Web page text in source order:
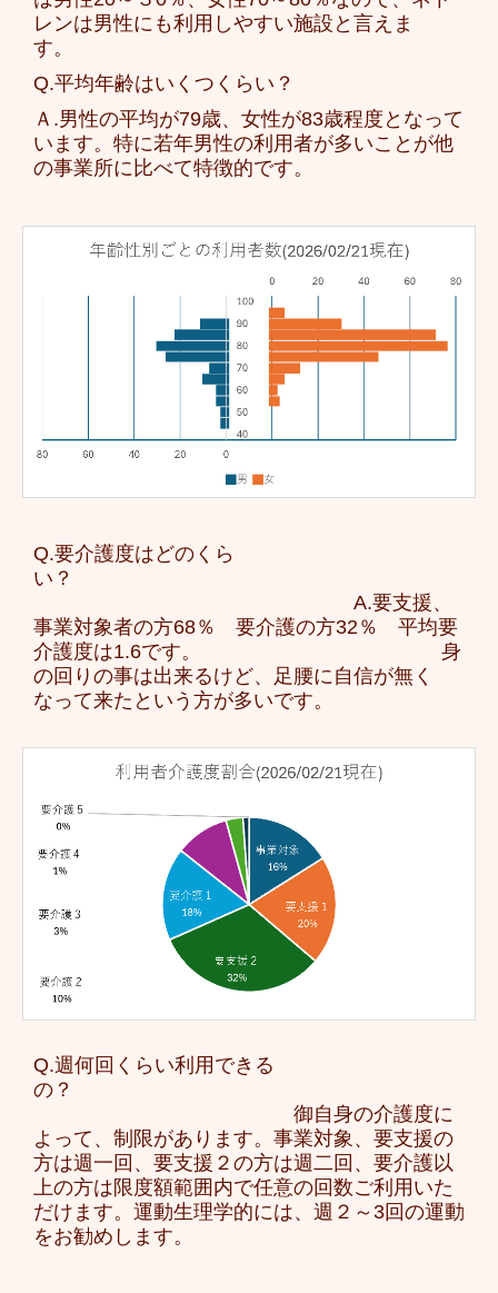
レンは男性にも利用しやすい施設と言えま
す。
Q.平均年齢はいくつくらい？
Ａ.男性の平均が79歳、女性が83歳程度となって
います。特に若年男性の利用者が多いことが他
の事業所に比べて特徴的です。
Q.要介護度はどのくら
い？
A.要支援、
事業対象者の方68％ 要介護の方32％ 平均要
介護度は1.6です。 身
の回りの事は出来るけど、足腰に自信が無く
なって来たという方が多いです。
Q.週何回くらい利用できる
の？
御自身の介護度に
よって、制限があります。事業対象、要支援の
方は週一回、要支援２の方は週二回、要介護以
上の方は限度額範囲内で任意の回数ご利用いた
だけます。運動生理学的には、週２～3回の運動
をお勧めします。